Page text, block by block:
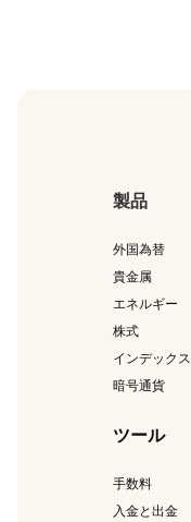
製品
外国為替
貴金属
エネルギー
株式
インデックス
暗号通貨
ツール
手数料
入金と出金